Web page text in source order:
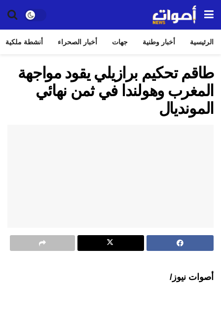
الرئيسية أخبار وطنية جهات أخبار الصحراء أنشطة ملكية
طاقم تحكيم برازيلي يقود مواجهة
المغرب وهولندا في ثمن نهائي
المونديال
أصوات نيوز/